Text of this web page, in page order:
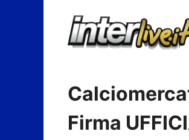
Firma